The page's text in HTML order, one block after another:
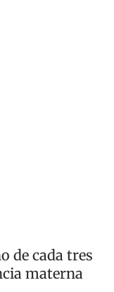
de cada tres
materna